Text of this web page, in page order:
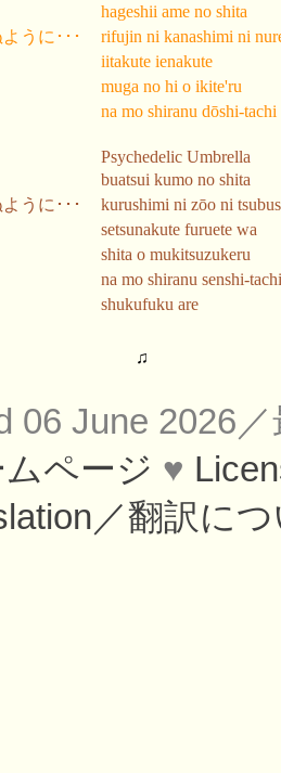
hageshii ame no shita
うに･･･
rifujin ni kanashimi ni
iitakute ienakute
muga no hi o ikite'ru
na mo shiranu dōshi-
Psychedelic Umbrella
buatsui kumo no shita
うに･･･
kurushimi ni zōo ni
setsunakute furuete wa
shita o mukitsuzukeru
na mo shiranu senshi-
shukufuku are
♫
06 June 2026
ページ ♥
／翻訳に